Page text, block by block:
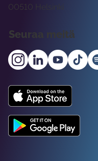
00510 Helsinki
Seuraa meitä